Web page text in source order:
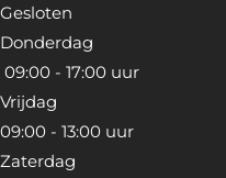
Gesloten
Donderdag
09:00 - 17:00 uur
Vrijdag
09:00 - 13:00 uur
Zaterdag